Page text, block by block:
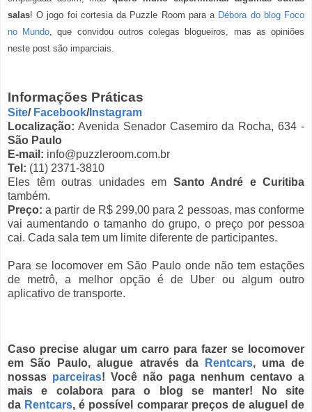
salas! O jogo foi cortesia da Puzzle Room para a Débora do blog Foco
no Mundo, que convidou outros colegas blogueiros, mas as opiniões
neste post são imparciais.
Informações Práticas
Site/ Facebook/Instagram
Localização: Avenida Senador Casemiro da Rocha, 634 -
São Paulo
E-mail: info@puzzleroom.com.br
Tel: (11) 2371-3810
Eles têm outras unidades em Santo André e Curitiba
também.
Preço: a partir de R$ 299,00 para 2 pessoas, mas conforme
vai aumentando o tamanho do grupo, o preço por pessoa
cai. Cada sala tem um limite diferente de participantes.
Para se locomover em São Paulo onde não tem estações
de metrô, a melhor opção é de Uber ou algum outro
aplicativo de transporte.
Caso precise alugar um carro para fazer se locomover
em São Paulo, alugue através da
Rentcars, uma de
nossas parceiras! Você não paga nenhum centavo a
mais e colabora para o blog se manter! No site
da Rentcars, é possível comparar preços de aluguel de